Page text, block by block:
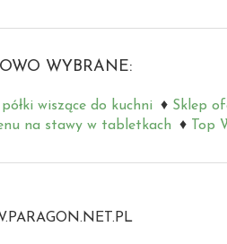
WYBRANE:
półki wiszące do kuchni
Sklep
na stawy w tabletkach Top